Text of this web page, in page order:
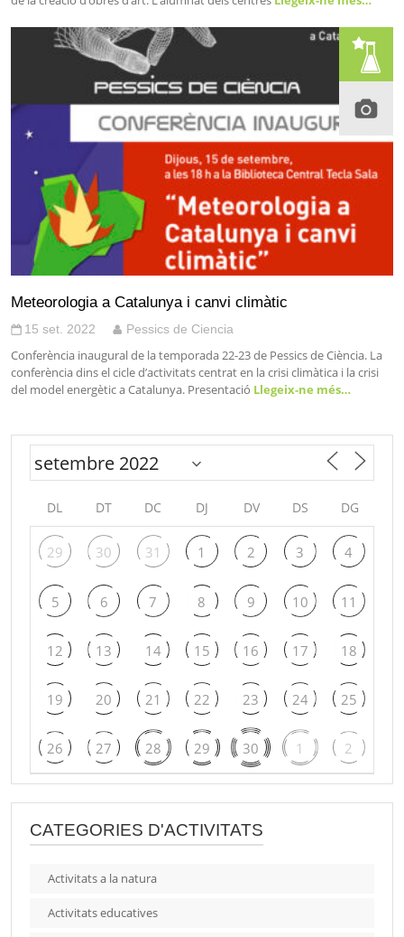
Meteorologia a Catalunya i canvi climàtic
15 set. 2022 Pessics de Ciencia
Conferència inaugural de la temporada 22-23 de Pessics de Ciència. La
conferència dins el cicle d’activitats centrat en la crisi climàtica i la crisi
del model energètic a Catalunya. Presentació Llegeix-ne més…
DL DT DC DJ DV DS DG
29 30 31 1 2 3 4
5 6 7 8 9 10 11
12 13 14 15 16 17 18
19 20 21 22 23 24 25
26 27 28 29 30 1 2
CATEGORIES D'ACTIVITATS
Activitats a la natura
Activitats educatives